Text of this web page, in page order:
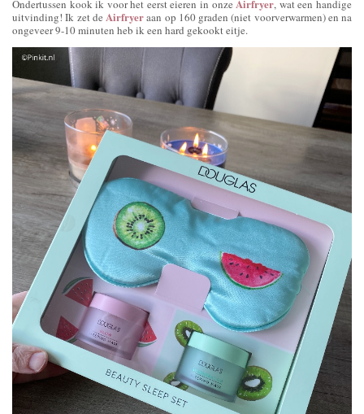
Ondertussen kook ik voor het eerst eieren in onzeAirfryer, wat een handige
uitvinding! Ik zet de Airfryeraan op 160 graden (niet voorverwarmen) en na
ongeveer 9-10 minuten heb ik een hard gekookt eitje.